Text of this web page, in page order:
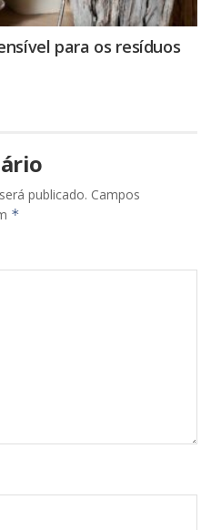
para os resíduos
publicado. Campos
*